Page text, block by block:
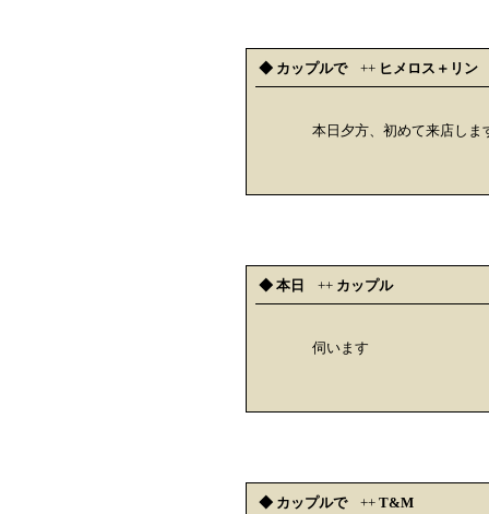
◆ カップルで++ ヒメロス＋リン
本日夕方、初めて来店しま
◆ 本日 ++ カップル
伺います
◆ カップルで++ T&M